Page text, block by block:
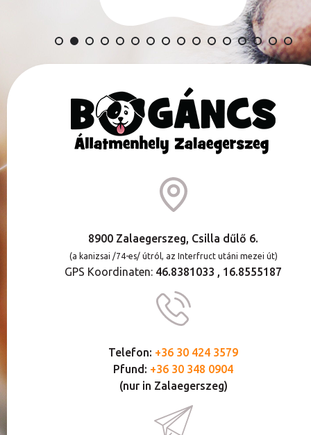
8900 Zalaegerszeg, Csilla dűlő 6.
(a kanizsai /74-es/ útról, az Interfruct utáni mezei út)
GPS Koordinaten: 46.8381033 , 16.8555187
Telefon: +36 30 424 3579
Pfund: +36 30 348 0904
(nur in Zalaegerszeg)